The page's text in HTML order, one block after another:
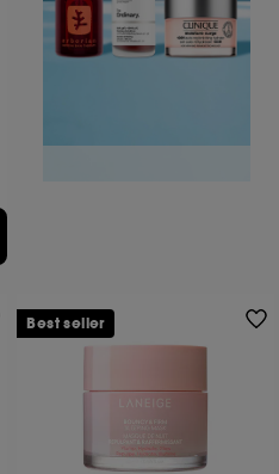
Best seller